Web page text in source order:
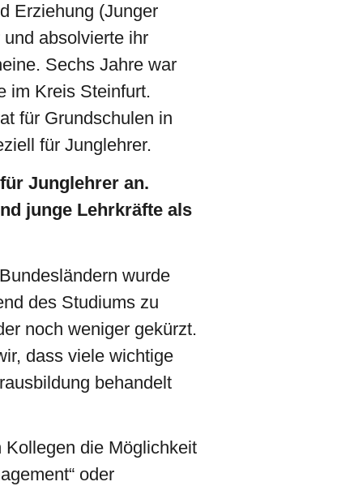
Erziehung (Junger
absolvierte ihr
Sechs Jahre war
im Kreis Steinfurt.
für Grundschulen in
für Junglehrer.
Junglehrer an.
junge Lehrkräfte als
wurde
des Studiums zu
noch weniger gekürzt.
dass viele wichtige
behandelt
die Möglichkeit
oder